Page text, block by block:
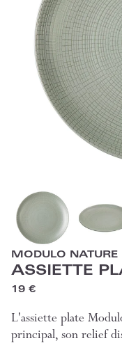
MODULO NATURE
ASSIETTE
19 €
L'assiette plate
principal, son relief